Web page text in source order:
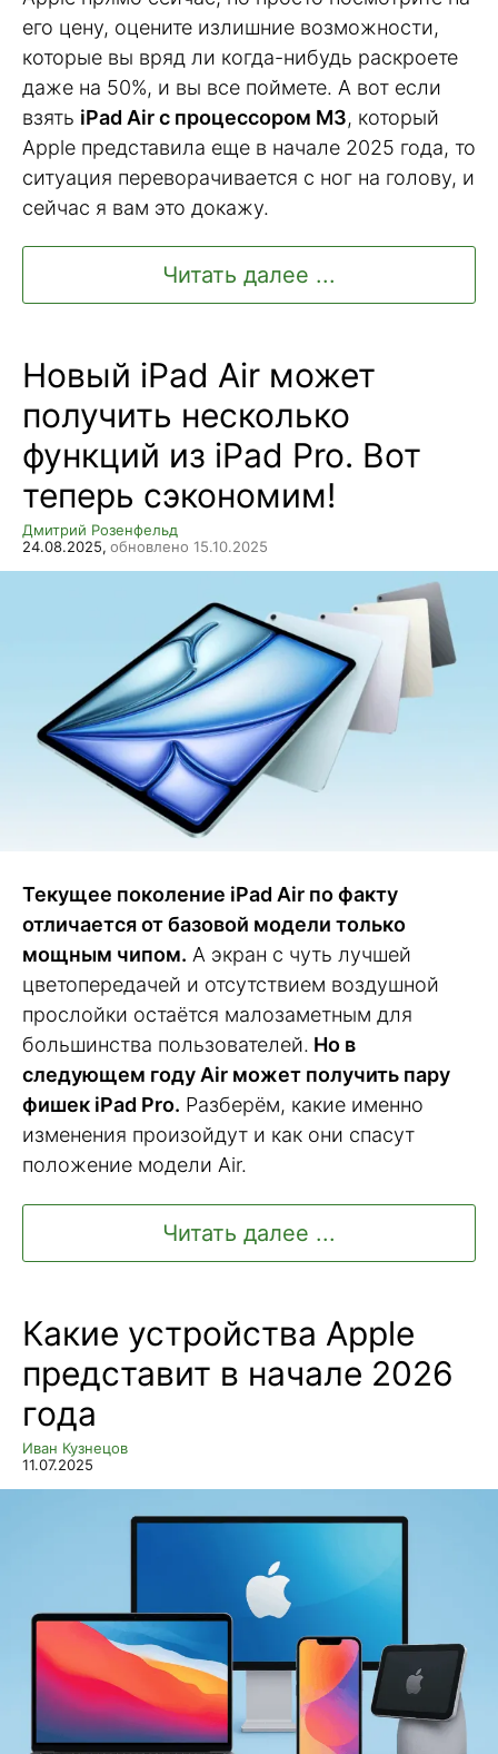
его цену, оцените излишние возможности,
которые вы вряд ли когда-нибудь раскроете
даже на 50%, и вы все поймете. А вот если
взять iPad Air с процессором M3, который
Apple представила еще в начале 2025 года, то
ситуация переворачивается с ног на голову, и
сейчас я вам это докажу.
Читать далее ...
Новый iPad Air может
получить несколько
функций из iPad Pro. Вот
теперь сэкономим!
Дмитрий Розенфельд
24.08.2025, обновлено 15.10.2025
Текущее поколение iPad Air по факту
отличается от базовой модели только
мощным чипом. А экран с чуть лучшей
цветопередачей и отсутствием воздушной
прослойки остаётся малозаметным для
большинства пользователей. Но в
следующем году Air может получить пару
фишек iPad Pro. Разберём, какие именно
изменения произойдут и как они спасут
положение модели Air.
Читать далее ...
Какие устройства Apple
представит в начале 2026
года
Иван Кузнецов
11.07.2025